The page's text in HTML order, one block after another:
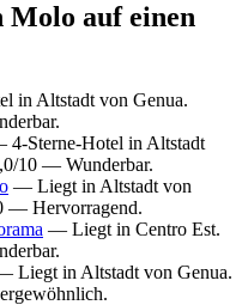
Molo auf einen
in Altstadt von Genua.
Sterne-Hotel in Altstadt
10 — Wunderbar.
— Liegt in Altstadt von
— Hervorragend.
— Liegt in Centro Est.
Liegt in Altstadt von Genua.